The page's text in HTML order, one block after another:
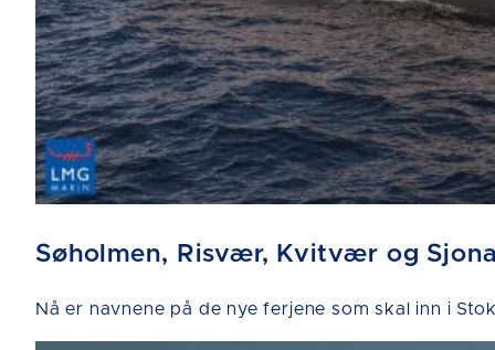
Søholmen, Risvær, Kvitvær og
Nå er navnene på de nye ferjene som skal inn i